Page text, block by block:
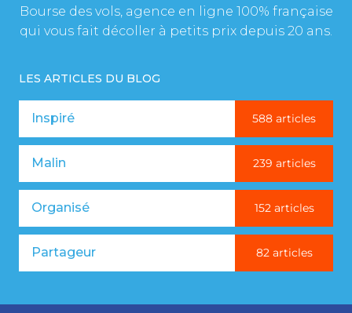
Bourse des vols, agence en ligne 100% française
qui vous fait décoller à petits prix depuis 20 ans.
LES ARTICLES DU BLOG
Inspiré 588 articles
Malin 239 articles
Organisé 152 articles
Partageur 82 articles